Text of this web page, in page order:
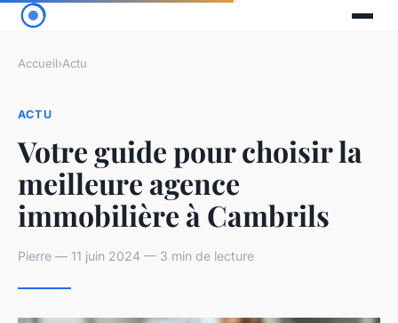
Accueil›Actu
ACTU
Votre guide pour choisir la
meilleure agence
immobilière à Cambrils
Pierre — 11 juin 2024 — 3 min de lecture